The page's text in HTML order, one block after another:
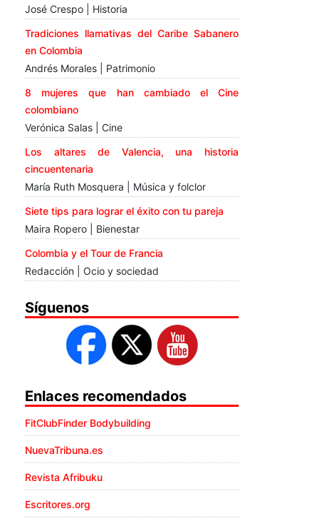
José Crespo | Historia
Tradiciones llamativas del Caribe Sabanero
en Colombia
Andrés Morales | Patrimonio
8 mujeres que han cambiado el Cine
colombiano
Verónica Salas | Cine
Los altares de Valencia, una historia
cincuentenaria
María Ruth Mosquera | Música y folclor
Siete tips para lograr el éxito con tu pareja
Maira Ropero | Bienestar
Colombia y el Tour de Francia
Redacción | Ocio y sociedad
Síguenos
Enlaces recomendados
FitClubFinder Bodybuilding
NuevaTribuna.es
Revista Afribuku
Escritores.org